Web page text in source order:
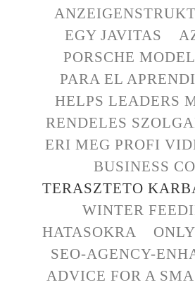
EGY JAVITAS
PORSCHE
PARA EL
HELPS LEADERS
RENDELES
ERI MEG PROFI
BUSINESS
TERASZTETO
WINTER
HATASOKRA
SEO-AGENCY-
ADVICE FOR A